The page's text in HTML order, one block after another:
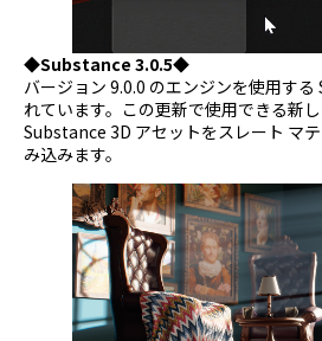
◆Substance 3.0.5◆
バージョン 9.0.0 のエンジンを使用す
れています。この更新で使用できる新し
Substance 3D アセットをスレート マ
み込みます。